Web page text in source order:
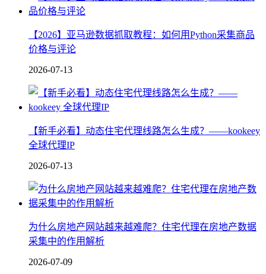
【2026】亚马逊数据抓取教程：如何用Python采集商品
价格与评论
2026-07-13
【新手必看】动态住宅代理线路怎么生成？——kookeey
全球代理IP
2026-07-13
为什么房地产网站越来越难爬？住宅代理在房地产数据
采集中的作用解析
2026-07-09